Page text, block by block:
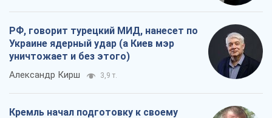
РФ, говорит турецкий МИД, нанесет по
Украине ядерный удар (а Киев мэр
уничтожает и без этого)
Александр Кирш 3,9 т.
Кремль начал подготовку к своему